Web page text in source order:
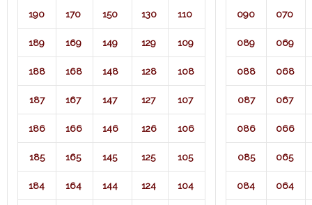
190 170 150 130 110
189 169 149 129 109
188 168 148 128 108
187 167 147 127 107
186 166 146 126 106
185 165 145 125 105
184 164 144 124 104
090 070
089 069
088 068
087 067
086 066
085 065
084 064